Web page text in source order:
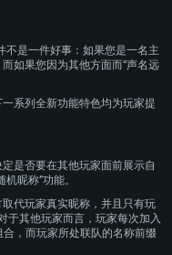
不是一件好事：如果您是一名主
如果您因为其他方面而“声名远
系列全新功能特色均为玩家提
是否要在其他玩家面前展示自
昵称”功能。
代玩家真实昵称，并且只有玩
其他玩家而言，玩家每次加入
，而玩家所处联队的名称前缀